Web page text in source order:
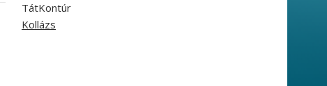
TátKontúr
Kollázs